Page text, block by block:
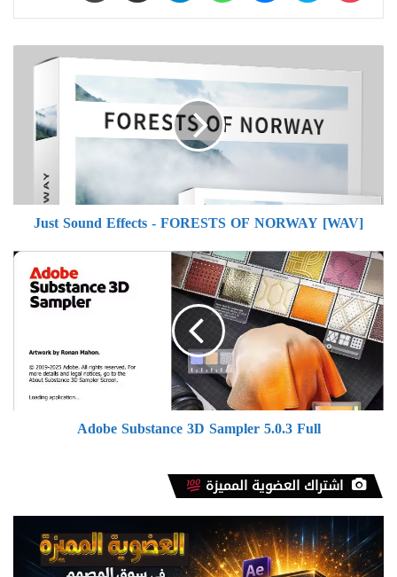
Just
Sound
NORWAY
Just Sound Effects - FORESTS OF NORWAY [WAV]
Adobe
Substance
3D
Sampler
5.0.3
Adobe Substance 3D Sampler 5.0.3 Full
اشتراك العضوية المميزة